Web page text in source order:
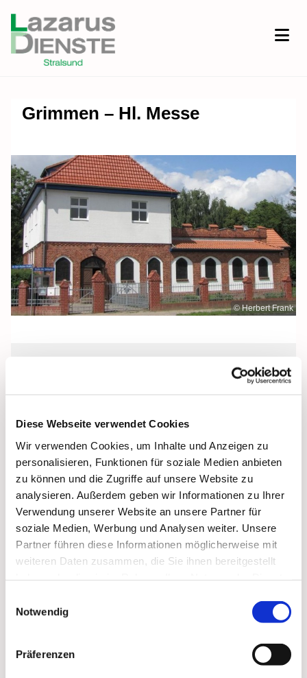
Diese Webseite verwendet Cookies
Wir verwenden Cookies, um Inhalte und Anzeigen zu
personalisieren, Funktionen für soziale Medien anbieten
zu können und die Zugriffe auf unsere Website zu
analysieren. Außerdem geben wir Informationen zu Ihrer
Verwendung unserer Website an unsere Partner für
soziale Medien, Werbung und Analysen weiter. Unsere
Partner führen diese Informationen möglicherweise mit
weiteren Daten zusammen, die Sie ihnen bereitgestellt
Notwendig
Präferenzen
Grimmen – Hl. Messe
© Herbert Frank
Dienstag, 8. Juni 2027, 09:00 Uhr
St. Jakobus, Grimmen, Dr.-Kurt-
Fischer-Straße 1, 18507 Grimmen